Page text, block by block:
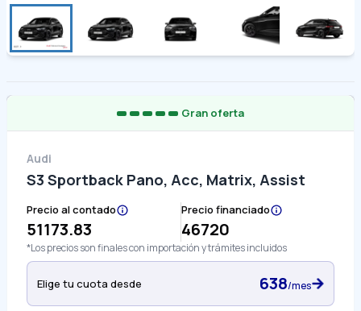
Gran oferta
Audi
S3 Sportback Pano, Acc, Matrix, Assist
Precio al contado
51173.83
Precio financiado
46720
*Los precios son finales con importación y trámites incluidos
Elige tu cuota desde 638/mes